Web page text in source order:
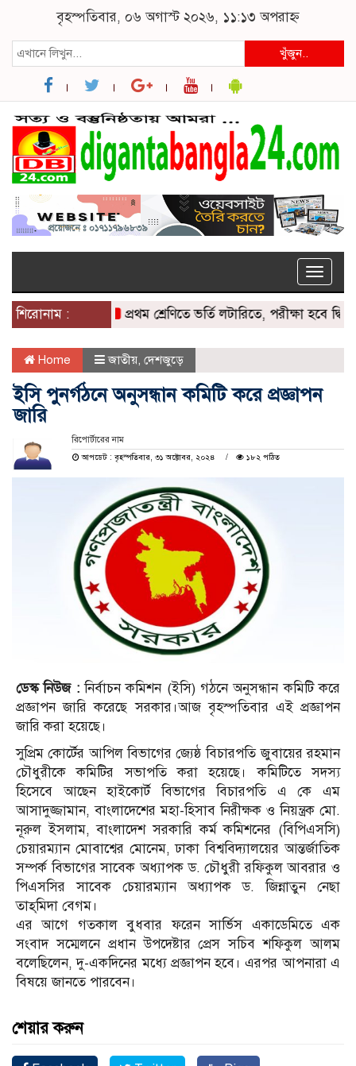
বৃহস্পতিবার, ০৬ অগাস্ট ২০২৬, ১১:১৩ অপরাহ্ন
খুঁজুন..
Toggle
শিরোনাম :
প্রথম শ্রেণিতে ভর্তি লটারিতে, পরীক্ষা হবে দ্বিতীয়
Home জাতীয় দেশজুড়ে
ইসি পুনর্গঠনে অনুসন্ধান কমিটি করে প্রজ্ঞাপন
জারি
রিপোর্টারের নাম
আপডেট : বৃহস্পতিবার, ৩১ অক্টোবর, ২০২৪
১৮২ পঠিত
ডেস্ক নিউজ :নির্বাচন কমিশন (ইসি) গঠনে অনুসন্ধান কমিটি করে
প্রজ্ঞাপন জারি করেছে সরকার।আজ বৃহস্পতিবার এই প্রজ্ঞাপন
জারি করা হয়েছে।
সুপ্রিম কোর্টের আপিল বিভাগের জ্যেষ্ঠ বিচারপতি জুবায়ের রহমান
চৌধুরীকে কমিটির সভাপতি করা হয়েছে। কমিটিতে সদস্য
হিসেবে আছেন হাইকোর্ট বিভাগের বিচারপতি এ কে এম
আসাদুজ্জামান, বাংলাদেশের মহা-হিসাব নিরীক্ষক ও নিয়ন্ত্রক মো.
নূরুল ইসলাম, বাংলাদেশ সরকারি কর্ম কমিশনের (বিপিএসসি)
চেয়ারম্যান মোবাশ্বের মোনেম, ঢাকা বিশ্ববিদ্যালয়ের আন্তর্জাতিক
সম্পর্ক বিভাগের সাবেক অধ্যাপক ড. চৌধুরী রফিকুল আবরার ও
পিএসসির সাবেক চেয়ারম্যান অধ্যাপক ড. জিন্নাতুন নেছা
তাহ্‌মিদা বেগম।
এর আগে গতকাল বুধবার ফরেন সার্ভিস একাডেমিতে এক
সংবাদ সম্মেলনে প্রধান উপদেষ্টার প্রেস সচিব শফিকুল আলম
বলেছিলেন, দু-একদিনের মধ্যে প্রজ্ঞাপন হবে। এরপর আপনারা এ
বিষয়ে জানতে পারবেন।
শেয়ার করুন